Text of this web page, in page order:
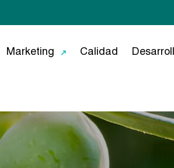
Marketing Calidad